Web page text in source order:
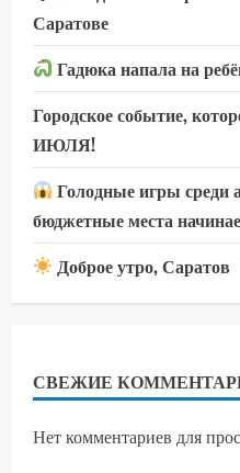
Саратове
Гадюка напала на
Городское событие,
ИЮЛЯ!
Голодные игры среди
бюджетные места
Доброе утро, Саратов
СВЕЖИЕ
Нет комментариев для